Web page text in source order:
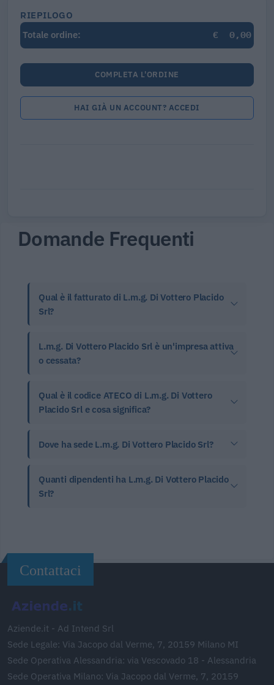
RIEPILOGO
Totale ordine:
€ 0,00
COMPLETA L'ORDINE
HAI GIÀ UN ACCOUNT? ACCEDI
Domande Frequenti
Qual è il fatturato di L.m.g. Di Vottero Placido
Srl?
L.m.g. Di Vottero Placido Srl è un'impresa attiva
o cessata?
Qual è il codice ATECO di L.m.g. Di Vottero
Placido Srl e cosa significa?
Dove ha sede L.m.g. Di Vottero Placido Srl?
Quanti dipendenti ha L.m.g. Di Vottero Placido
Srl?
Contattaci
Aziende.it - Ad Intend Srl
Sede Legale: Via Jacopo dal Verme, 7, 20159 Milano MI
Sede Operativa Alessandria: via Vescovado 18 - Alessandria
Sede Operativa Milano: Via Jacopo dal Verme, 7, 20159